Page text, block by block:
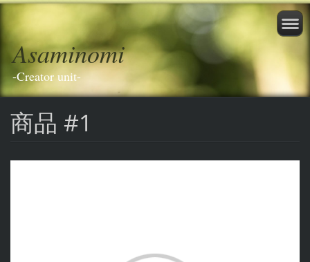
Asaminomi
-Creator unit-
商品 #1